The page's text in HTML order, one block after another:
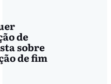
de
sobre
de fim